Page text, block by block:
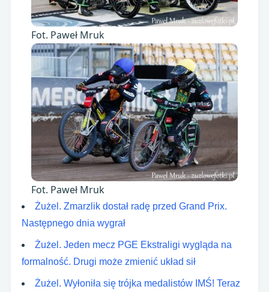
Fot. Paweł Mruk
Fot. Paweł Mruk
Żużel. Zmarzlik dostał radę przed Grand Prix.
Następnego dnia wygrał
Żużel. Jeden mecz PGE Ekstraligi wygląda na
formalność. Drugi może zmienić układ sił
Żużel. Wyłoniła się trójka medalistów IMŚ! Teraz